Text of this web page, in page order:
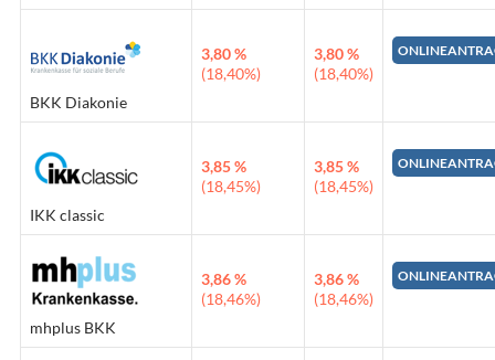
BKK Diakonie
3,80 %
(18,40%)
3,80 %
(18,40%)
IKK classic
3,85 %
(18,45%)
3,85 %
(18,45%)
mhplus BKK
3,86 %
(18,46%)
3,86 %
(18,46%)